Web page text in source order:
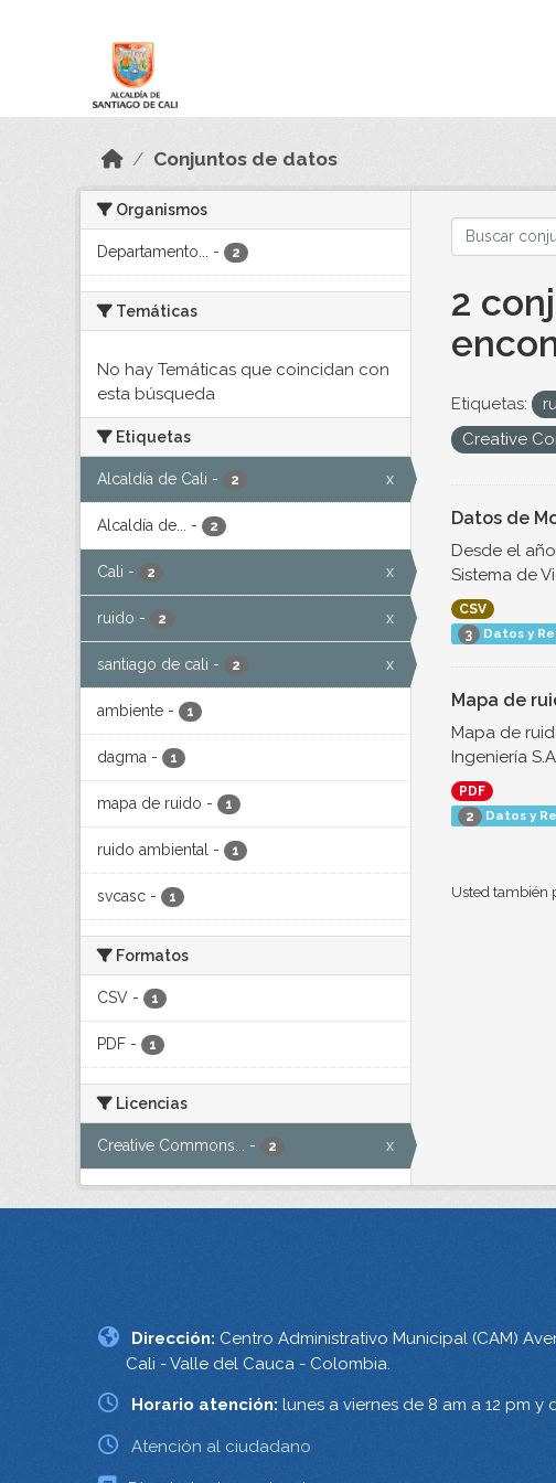
Conjuntos de datos
Organismos
Departamento... - 2
Temáticas
No hay Temáticas que coincidan con
esta búsqueda
Etiquetas
Alcaldía de Cali - 2 x
Alcaldía de... - 2
Cali - 2 x
ruido - 2 x
santiago de cali - 2 x
ambiente - 1
dagma - 1
mapa de ruido - 1
ruido ambiental - 1
svcasc - 1
Formatos
CSV - 1
PDF - 1
Licencias
Creative Commons... - 2 x
2
Etiquetas:
Creative
Datos de
Desde el
Sistema de
CSV
3
Datos y
Mapa de
Mapa de
Ingeniería
PDF
2
Datos y
Usted también
Dirección: Centro Administrativo Municipal (CAM)
Cali - Valle del Cauca - Colombia.
Horario atención: lunes a viernes de 8 am a 12 pm y
Atención al ciudadano